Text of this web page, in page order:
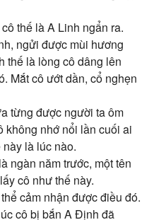
thế là A Linh ngẩn ra.
ngửi được mùi hương
thế là lòng cô dâng lên
Mắt cô ướt dần, cổ nghẹn
từng được người ta ôm
không nhớ nổi lần cuối ai
là lúc nào.
ngàn năm trước, một tên
cô như thế này.
cảm nhận được điều đó.
cô bị bắn A Định đã